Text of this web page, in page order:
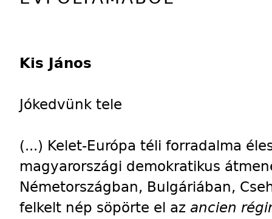
Kis János
Jókedvünk tele
(...) Kelet-Európa téli forradalma
magyarországi demokratikus
Németországban, Bulgáriában,
felkelt nép söpörte el az ancien